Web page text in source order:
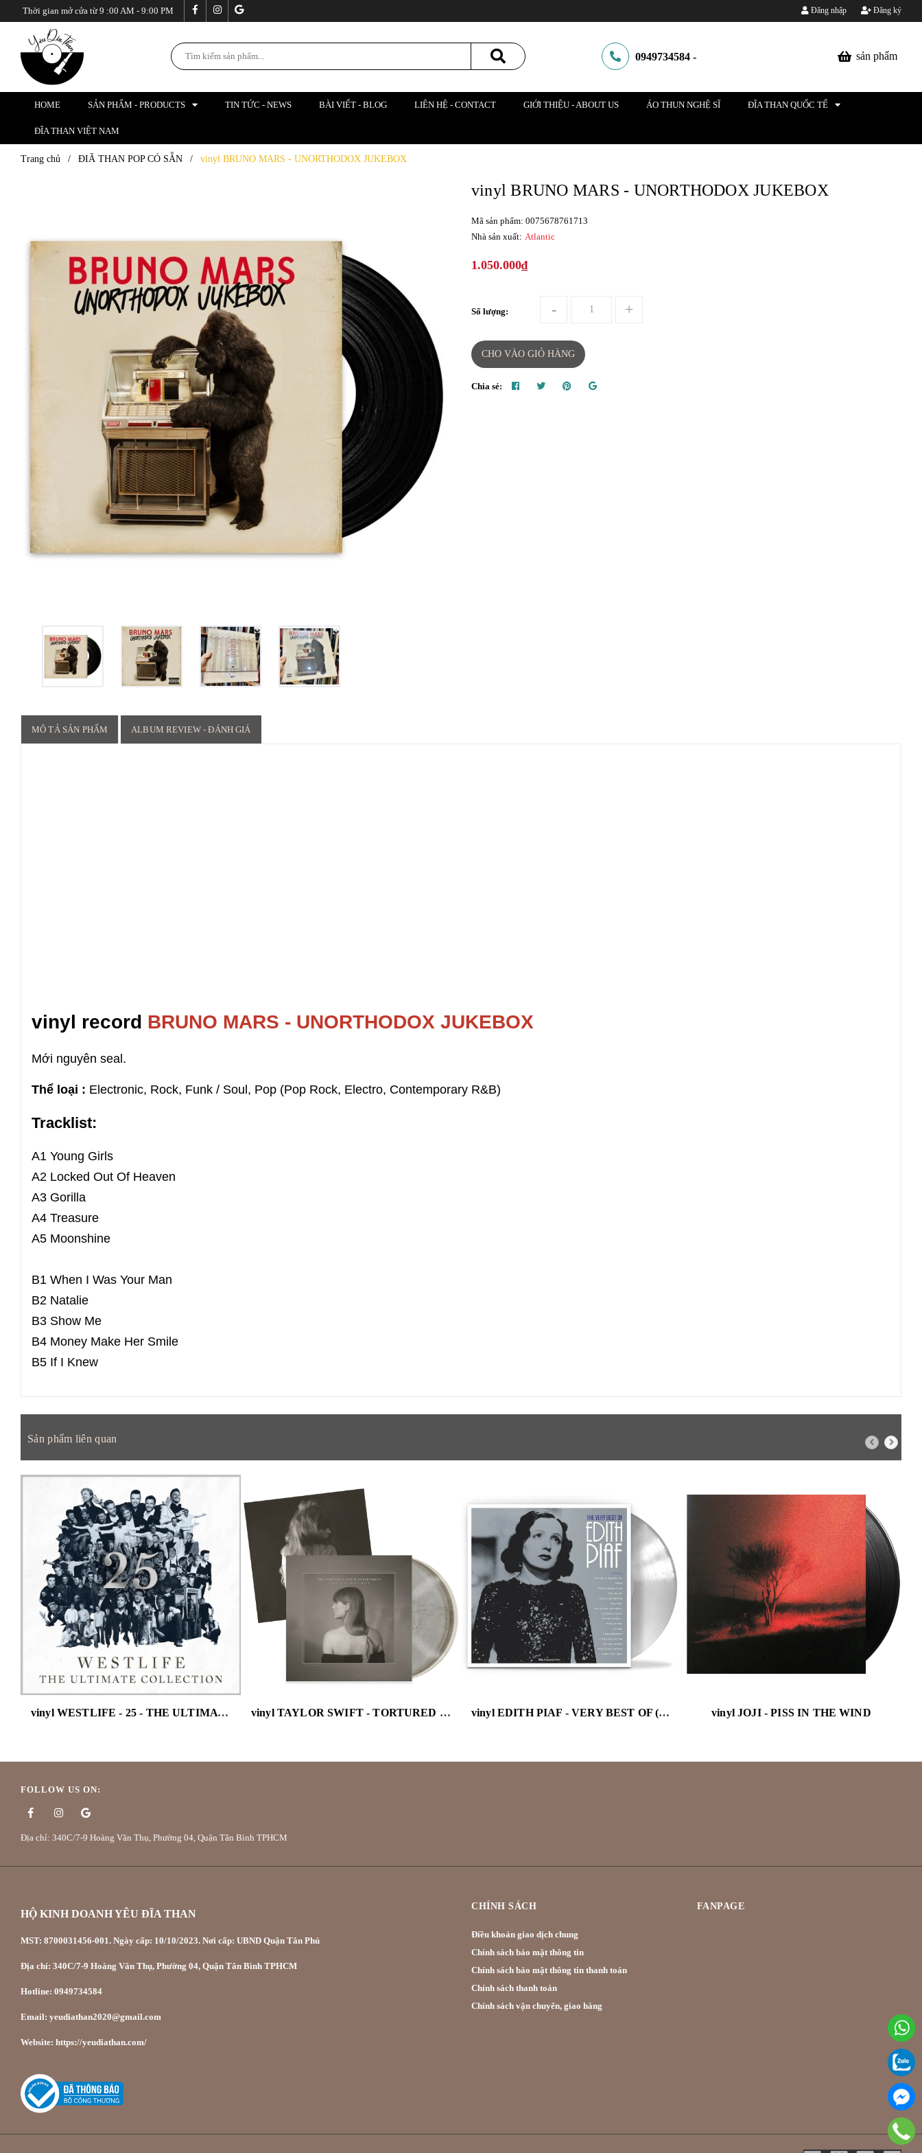
Thời gian mở cửa từ 9 :00 AM - 9:00 PM Đăng nhập Đăng ký
0949734584 - sản phẩm
HOME SẢN PHẨM - PRODUCTS TIN TỨC - NEWS BÀI VIẾT - BLOG LIÊN HỆ - CONTACT GIỚI THIỆU - ABOUT US ÁO THUN NGHỆ SĨ ĐĨA THAN QUỐC TẾ
ĐĨA THAN VIỆT NAM
Trang chủ / ĐIÃ THAN POP CÓ SẴN / vinyl BRUNO MARS - UNORTHODOX JUKEBOX
vinyl BRUNO MARS - UNORTHODOX JUKEBOX
Mã sản phẩm: 0075678761713
Nhà sản xuất: Atlantic
1.050.000₫
Số lượng: - +
CHO VÀO GIỎ HÀNG
Chia sẻ:
MÔ TẢ SẢN PHẨM ALBUM REVIEW - ĐÁNH GIÁ
vinyl record BRUNO MARS - UNORTHODOX JUKEBOX
Mới nguyên seal.
Thể loại : Electronic, Rock, Funk / Soul, Pop (Pop Rock, Electro, Contemporary R&B)
Tracklist:
A1 Young Girls
A2 Locked Out Of Heaven
A3 Gorilla
A4 Treasure
A5 Moonshine
B1 When I Was Your Man
B2 Natalie
B3 Show Me
B4 Money Make Her Smile
B5 If I Knew
Sản phẩm liên quan
vinyl WESTLIFE - 25 - THE ULTIMATE COLLECTION (140G) vinyl TAYLOR SWIFT - TORTURED POETS DEPARTMENT: THE ANTHOLOGY (4LP) vinyl EDITH PIAF - VERY BEST OF (CLEAR VINYL/180G) vinyl JOJI - PISS IN THE WIND
FOLLOW US ON:
Địa chỉ: 340C/7-9 Hoàng Văn Thụ, Phường 04, Quận Tân Bình TPHCM
HỘ KINH DOANH YÊU ĐĨA THAN
MST: 8700031456-001. Ngày cấp: 10/10/2023. Nơi cấp: UBND Quận Tân Phú
Địa chỉ: 340C/7-9 Hoàng Văn Thụ, Phường 04, Quận Tân Bình TPHCM
Hotline: 0949734584
Email: yeudiathan2020@gmail.com
Website: https://yeudiathan.com/
CHÍNH SÁCH
Điều khoản giao dịch chung
Chính sách bảo mật thông tin
Chính sách bảo mật thông tin thanh toán
Chính sách thanh toán
Chính sách vận chuyển, giao hàng
FANPAGE